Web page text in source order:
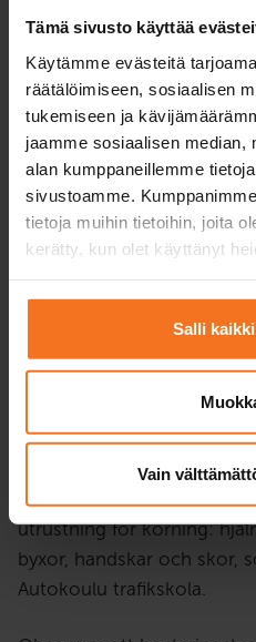
Tämä sivusto käyttää
Käytämme evästeitä
räätälöimiseen, sosiaalisen
tukemiseen ja
jaamme sosiaalisen median,
alan kumppaneillemme
sivustoamme.
tietoja muihin tietoihin, joita
kerätty, kun olet käyttänyt
Salli
Vain
måste du ha fyllt 15 år.
provet är mopedföraren
Körundervisningen
har valt. Mängden
kompletteras medextra
yrkeskunniga lärare
inlärning.
6. Gör
Hanteringstestet
omfattar en
körning, portar och ett
Den som deltar i
utrustning för körning:
byxor, handskar och skor,
Autokoulu trafikskola.